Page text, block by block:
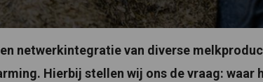
netwerkintegratie van diverse
Hierbij stellen wij ons de vraag: waar